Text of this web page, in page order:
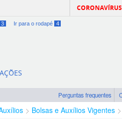
3 Ir para o rodapé 4
Perguntas frequentes
Bolsas e Auxílios Vigentes